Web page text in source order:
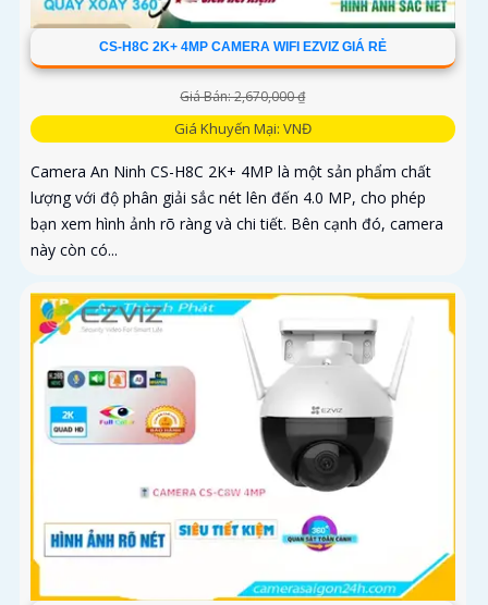
CS-H8C 2K+ 4MP CAMERA WIFI EZVIZ GIÁ RẺ
Giá Bán: 2,670,000 ₫
Giá Khuyến Mại: VNĐ
Camera An Ninh CS-H8C 2K+ 4MP là một sản phẩm chất
lượng với độ phân giải sắc nét lên đến 4.0 MP, cho phép
bạn xem hình ảnh rõ ràng và chi tiết. Bên cạnh đó, camera
này còn có...